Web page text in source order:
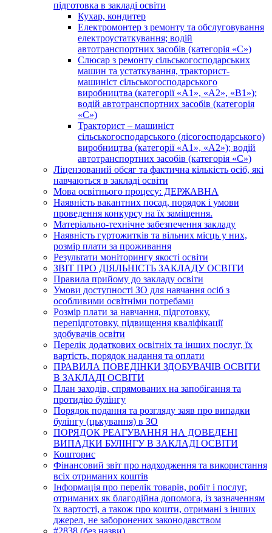
підготовка в закладі освіти
Кухар, кондитер
Електромонтер з ремонту та обслуговування
електроустаткування; водій
автотранспортних засобів (категорія «С»)
Слюсар з ремонту сільськогосподарських
машин та устаткування, тракторист-
машиніст сільськогосподарського
виробництва (категорії «А1», «А2», «В1»);
водій автотранспортних засобів (категорія
«С»)
Тракторист – машиніст
сільськогосподарського (лісогосподарського)
виробництва (категорії «А1», «А2»); водій
автотранспортних засобів (категорія «С»)
Ліцензований обсяг та фактична кількість осіб, які
навчаються в закладі освіти
Мова освітнього процесу: ДЕРЖАВНА
Наявність вакантних посад, порядок і умови
проведення конкурсу на їх заміщення.
Матеріально-технічне забезпечення закладу
Наявність гуртожитків та вільних місць у них,
розмір плати за проживання
Результати моніторингу якості освіти
ЗВІТ ПРО ДІЯЛЬНІСТЬ ЗАКЛАДУ ОСВІТИ
Правила прийому до закладу освіти
Умови доступності ЗО для навчання осіб з
особливими освітніми потребами
Розмір плати за навчання, підготовку,
перепідготовку, підвищення кваліфікації
здобувачів освіти
Перелік додаткових освітніх та інших послуг, їх
вартість, порядок надання та оплати
ПРАВИЛА ПОВЕДІНКИ ЗДОБУВАЧІВ ОСВІТИ
В ЗАКЛАДІ ОСВІТИ
План заходів, спрямованих на запобігання та
протидію булінгу
Порядок подання та розгляду заяв про випадки
булінгу (цькування) в ЗО
ПОРЯДОК РЕАГУВАННЯ НА ДОВЕДЕНІ
ВИПАДКИ БУЛІНГУ В ЗАКЛАДІ ОСВІТИ
Кошторис
Фінансовий звіт про надходження та використання
всіх отриманих коштів
Інформація про перелік товарів, робіт і послуг,
отриманих як благодійна допомога, із зазначенням
їх вартості, а також про кошти, отримані з інших
джерел, не заборонених законодавством
#2838 (без назви)